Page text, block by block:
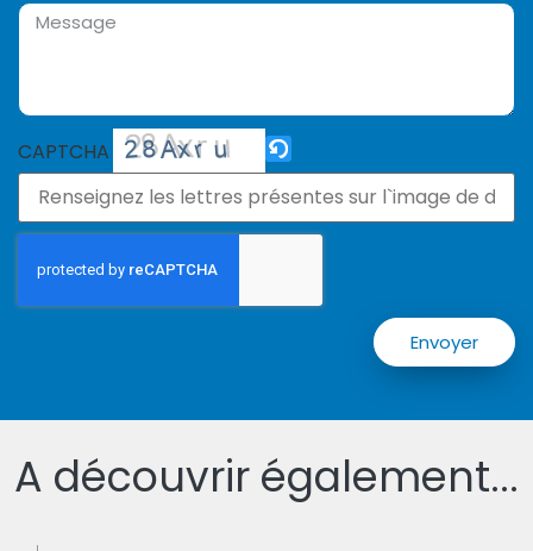
CAPTCHA
Envoyer
A découvrir également...